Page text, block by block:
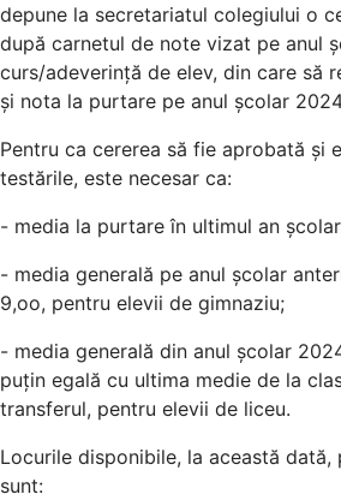
depune la secretariatul colegiului o
după carnetul de note vizat pe anul
curs/adeverință de elev, din care să
și nota la purtare pe anul școlar
Pentru ca cererea să fie aprobată și
testările, este necesar ca:
- media la purtare în ultimul an
- media generală pe anul școlar
9,oo, pentru elevii de gimnaziu;
- media generală din anul școlar
puțin egală cu ultima medie de la
transferul, pentru elevii de liceu.
Locurile disponibile, la această dată,
sunt: